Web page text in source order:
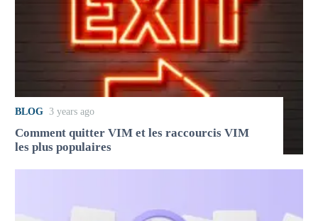
BLOG 3 years ago
Comment quitter VIM et les raccourcis VIM
les plus populaires